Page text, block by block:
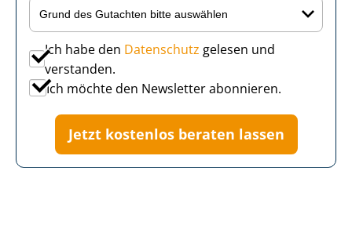
Ich habe den Datenschutz gelesen und
verstanden.
Ich möchte den Newsletter abonnieren.
Jetzt kostenlos beraten lassen